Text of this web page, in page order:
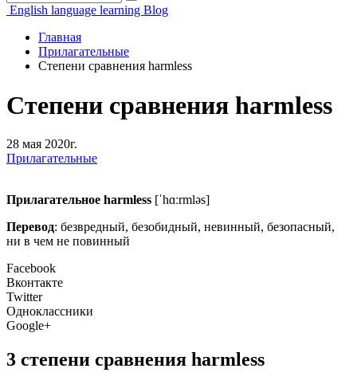
Форма поиска
English language learning Blog
Главная
Прилагательные
Степени сравнения harmless
Степени сравнения harmless
28 мая 2020г.
Прилагательные
Прилагательное harmless [ˈhɑːrmləs]
Перевод: безвредный, безобидный, невинный, безопасный,
ни в чем не повинный
Facebook
Вконтакте
Twitter
Одноклассники
Google+
3 cтепени сравнения harmless